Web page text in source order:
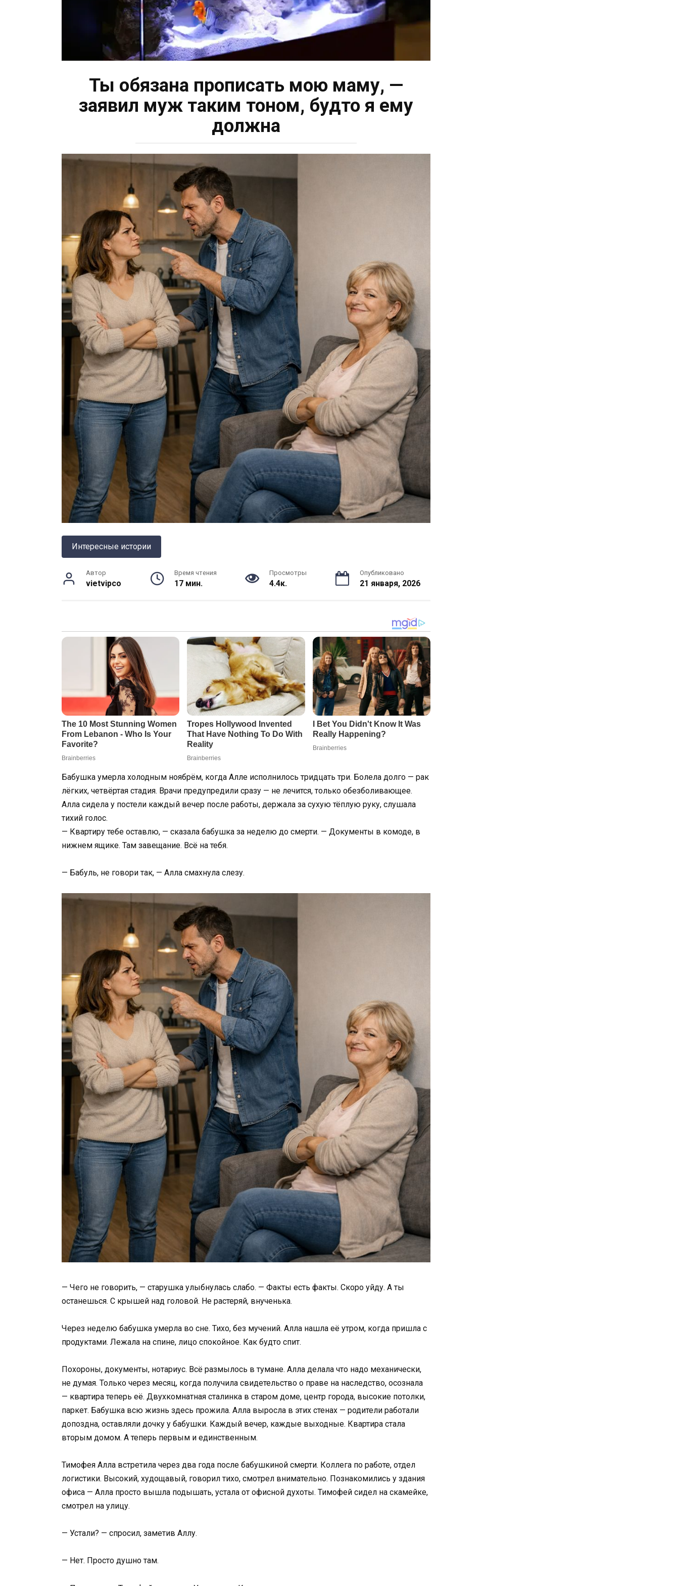
Ты обязана прописать мою маму, —
заявил муж таким тоном, будто я ему
должна
Интересные истории
Автор
vietvipco
Время чтения
17 мин.
Просмотры
4.4к.
Опубликовано
21 января, 2026
Бабушка умерла холодным ноябрём, когда Алле исполнилось тридцать три. Болела долго — рак
лёгких, четвёртая стадия. Врачи предупредили сразу — не лечится, только обезболивающее.
Алла сидела у постели каждый вечер после работы, держала за сухую тёплую руку, слушала
тихий голос.
— Квартиру тебе оставлю, — сказала бабушка за неделю до смерти. — Документы в комоде, в
нижнем ящике. Там завещание. Всё на тебя.
— Бабуль, не говори так, — Алла смахнула слезу.
— Чего не говорить, — старушка улыбнулась слабо. — Факты есть факты. Скоро уйду. А ты
останешься. С крышей над головой. Не растеряй, внученька.
Через неделю бабушка умерла во сне. Тихо, без мучений. Алла нашла её утром, когда пришла с
продуктами. Лежала на спине, лицо спокойное. Как будто спит.
Похороны, документы, нотариус. Всё размылось в тумане. Алла делала что надо механически,
не думая. Только через месяц, когда получила свидетельство о праве на наследство, осознала
— квартира теперь её. Двухкомнатная сталинка в старом доме, центр города, высокие потолки,
паркет. Бабушка всю жизнь здесь прожила. Алла выросла в этих стенах — родители работали
допоздна, оставляли дочку у бабушки. Каждый вечер, каждые выходные. Квартира стала
вторым домом. А теперь первым и единственным.
Тимофея Алла встретила через два года после бабушкиной смерти. Коллега по работе, отдел
логистики. Высокий, худощавый, говорил тихо, смотрел внимательно. Познакомились у здания
офиса — Алла просто вышла подышать, устала от офисной духоты. Тимофей сидел на скамейке,
смотрел на улицу.
— Устали? — спросил, заметив Аллу.
— Нет. Просто душно там.